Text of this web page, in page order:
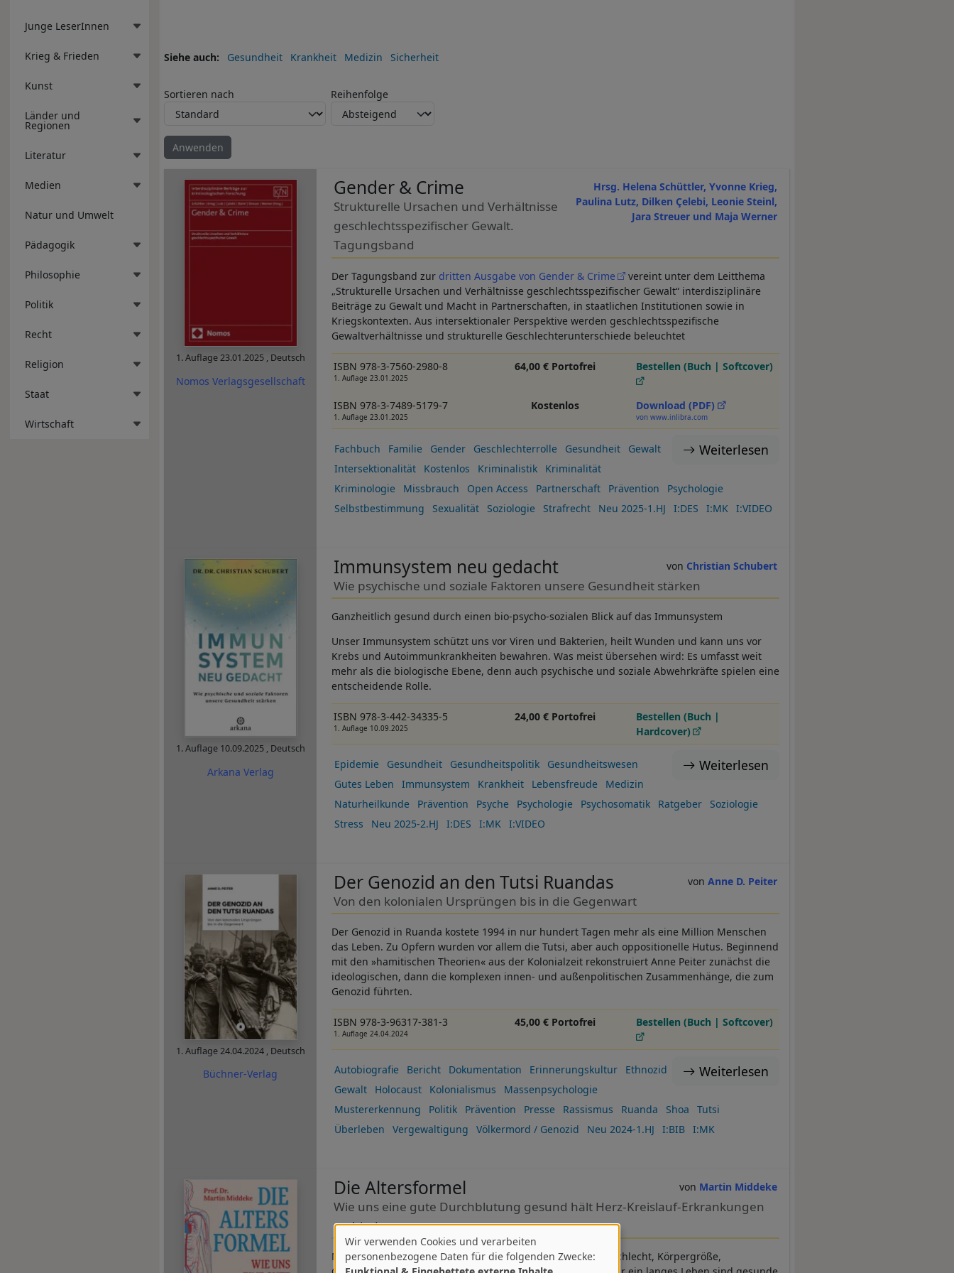
Junge LeserInnen
Krieg & Frieden
Kunst
Länder und
Regionen
Literatur
Medien
Natur und Umwelt
Pädagogik
Philosophie
Politik
Recht
Religion
Staat
Wirtschaft
Siehe auch Gesundheit Krankheit Medizin Sicherheit
Sortieren nach Reihenfolge
1. Auflage23.01.2025 , Deutsch
Nomos Verlagsgesellschaft
Hrsg. Helena Schüttler, Yvonne Krieg,
Paulina Lutz, Dilken Çelebi, Leonie Steinl,
Jara Streuer und Maja Werner
Gender & Crime
Strukturelle Ursachen und Verhältnisse
geschlechtsspezifischer Gewalt.
Tagungsband
Der Tagungsband zur dritten Ausgabe von Gender & Crime
vereint unter dem Leitthema
„Strukturelle Ursachen und Verhältnisse geschlechtsspezifischer Gewalt“ interdisziplinäre
Beiträge zu Gewalt und Macht in Partnerschaften, in staatlichen Institutionen sowie in
Kriegskontexten. Aus intersektionaler Perspektive werden geschlechtsspezifische
Gewaltverhältnisse und strukturelle Geschlechterunterschiede beleuchtet
ISBN 978-3-7560-2980-8
1. Auflage 23.01.2025
64,00 € Portofrei Bestellen (Buch | Softcover)
ISBN 978-3-7489-5179-7
1. Auflage 23.01.2025
Kostenlos Download (PDF)
von www.inlibra.com
Weiterlesen
Fachbuch Familie Gender Geschlechterrolle Gesundheit
Gewalt
Intersektionalität
Kostenlos Kriminalistik
Kriminalität
Kriminologie
Missbrauch Open Access Partnerschaft Prävention
Psychologie
Selbstbestimmung
Sexualität Soziologie Strafrecht Neu 2025-1.HJ I:DES I:MK I:VIDEO
1. Auflage 10.09.2025 , Deutsch
Arkana Verlag
Christian Schubert
Immunsystem neu gedacht
Wie psychische und soziale Faktoren unsere Gesundheit stärken
Ganzheitlich gesund durch einen bio-psycho-sozialen Blick auf das Immunsystem
Unser Immunsystem schützt uns vor Viren und Bakterien, heilt Wunden und kann uns vor
Krebs und Autoimmunkrankheiten bewahren. Was meist übersehen wird: Es umfasst weit
mehr als die biologische Ebene, denn auch psychische und soziale Abwehrkräfte spielen eine
entscheidende Rolle.
ISBN 978-3-442-34335-5
1. Auflage 10.09.2025
24,00 € Portofrei
Bestellen (Buch |
Hardcover)
Weiterlesen
Epidemie Gesundheit Gesundheitspolitik
Gesundheitswesen
Gutes Leben
Immunsystem Krankheit Lebensfreude
Medizin
Naturheilkunde
Prävention Psyche Psychologie Psychosomatik Ratgeber
Soziologie
Stress
Neu 2025-2.HJ I:DES I:MK I:VIDEO
1. Auflage24.04.2024 , Deutsch
Büchner-Verlag
Anne D. Peiter
Der Genozid an den Tutsi Ruandas
Von den kolonialen Ursprüngen bis in die Gegenwart
Der Genozid in Ruanda kostete 1994 in nur hundert Tagen mehr als eine Million Menschen
das Leben. Zu Opfern wurden vor allem die Tutsi, aber auch oppositionelle Hutus. Beginnend
mit den »hamitischen Theorien« aus der Kolonialzeit rekonstruiert Anne Peiter zunächst die
ideologischen, dann die komplexen innen- und außenpolitischen Zusammenhänge, die zum
Genozid führten.
ISBN 978-3-96317-381-3
1. Auflage 24.04.2024
45,00 € Portofrei Bestellen (Buch | Softcover)
Weiterlesen
Autobiografie Bericht Dokumentation Erinnerungskultur
Ethnozid
Gewalt
Holocaust Kolonialismus
Massenpsychologie
Mustererkennung
Politik Prävention Presse Rassismus Ruanda Shoa
Tutsi
Überleben
Vergewaltigung Völkermord / Genozid Neu 2024-1.HJ I:BIB I:MK
Martin Middeke
Die Altersformel
Wie uns eine gute Durchblutung gesund hält Herz-Kreislauf-Erkrankungen
verhindern
Neue Erkenntnisse über den Zusammenhang von Alter, Geschlecht, Körpergröße,
Verwendung
Wir verwenden Cookies und verarbeiten
personenbezogene Daten für die folgenden Zwecke: